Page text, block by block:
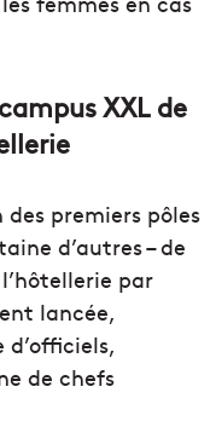
XXL de
premiers pôles
d’autres – de
par
lancée,
de chefs